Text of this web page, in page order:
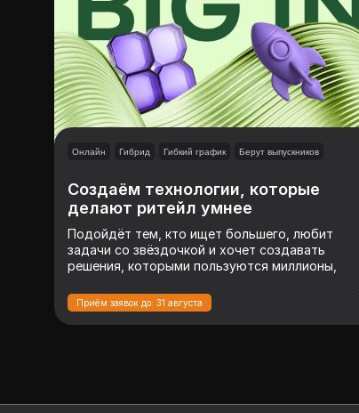
Онлайн Гибрид Гибкий график Берут выпускников
Создаём технологии, которые
делают ритейл умнее
Подойдёт тем, кто ищет большего, любит
задачи со звёздочкой и хочет создавать
решения, которыми пользуются миллионы,
Приём заявок до: 31 августа